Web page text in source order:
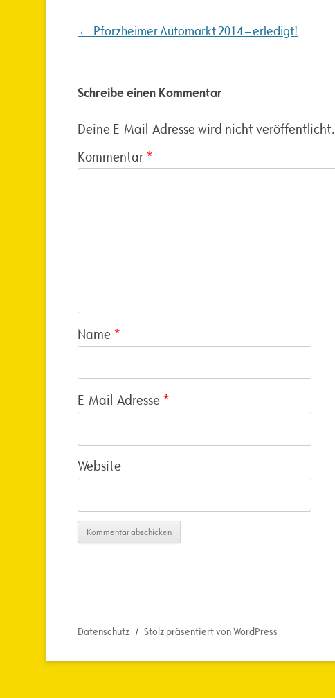
Beitragsnavigation
← Pforzheimer Automarkt 2014 – erledigt!
Schreibe einen Kommentar
Deine E-Mail-Adresse wird nicht veröffentlicht.
Kommentar *
Name *
E-Mail-Adresse *
Website
Datenschutz Stolz präsentiert von WordPress